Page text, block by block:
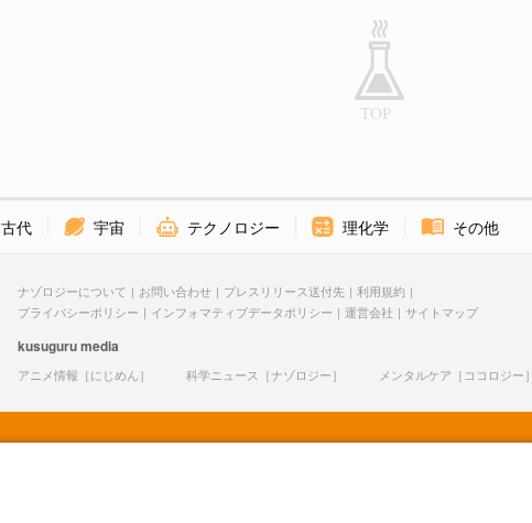
古代 宇宙 テクノロジー 理化学 その他
ナゾロジーについて お問い合わせ プレスリリース送付先
利用規約
プライバシーポリシー
インフォマティブデータポリシー 運営会社 サイトマップ
kusugurumedia
アニメ情報［にじめん］ 科学ニュース［ナゾロジー］ メンタルケア［ココロジー］